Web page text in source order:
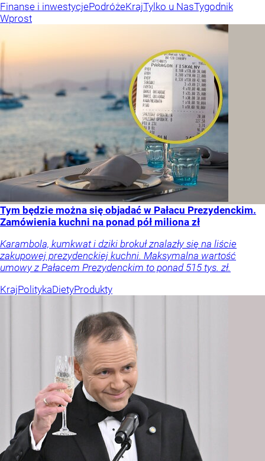
Finanse i inwestycjePodróżeKrajTylko u NasTygodnik
Wprost
Tym będzie można się objadać w Pałacu Prezydenckim.
Zamówienia kuchni na ponad pół miliona zł
Karambola, kumkwat i dziki brokuł znalazły się na liście
zakupowej prezydenckiej kuchni. Maksymalna wartość
umowy z Pałacem Prezydenckim to ponad 515 tys. zł.
KrajPolitykaDietyProdukty